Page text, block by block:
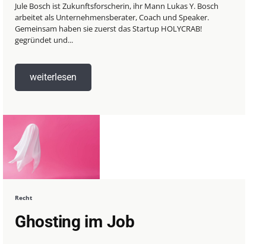
Jule Bosch ist Zukunftsforscherin, ihr Mann Lukas Y. Bosch
arbeitet als Unternehmensberater, Coach und Speaker.
Gemeinsam haben sie zuerst das Startup HOLYCRAB!
gegründet und...
weiterlesen
Recht
Ghosting im Job